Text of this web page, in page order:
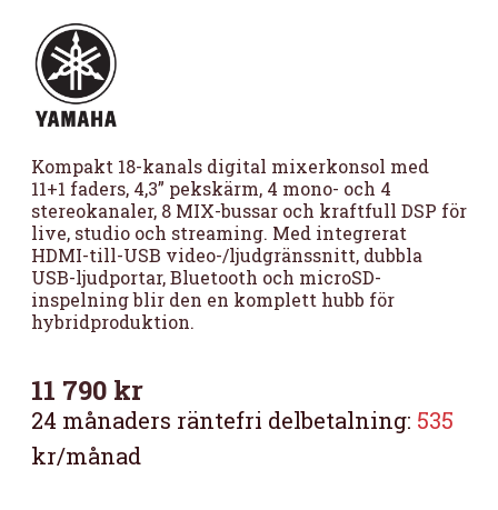
Kompakt 18-kanals digital mixerkonsol med
11+1 faders, 4,3” pekskärm, 4 mono- och 4
stereokanaler, 8 MIX-bussar och kraftfull DSP för
live, studio och streaming. Med integrerat
HDMI-till-USB video-/ljudgränssnitt, dubbla
USB-ljudportar, Bluetooth och microSD-
inspelning blir den en komplett hubb för
hybridproduktion.
11 790 kr
24 månaders räntefri delbetalning: 535
kr/månad